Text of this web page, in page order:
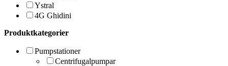
Ystral
4G Ghidini
Produktkategorier
Pumpstationer
Centrifugalpumpar